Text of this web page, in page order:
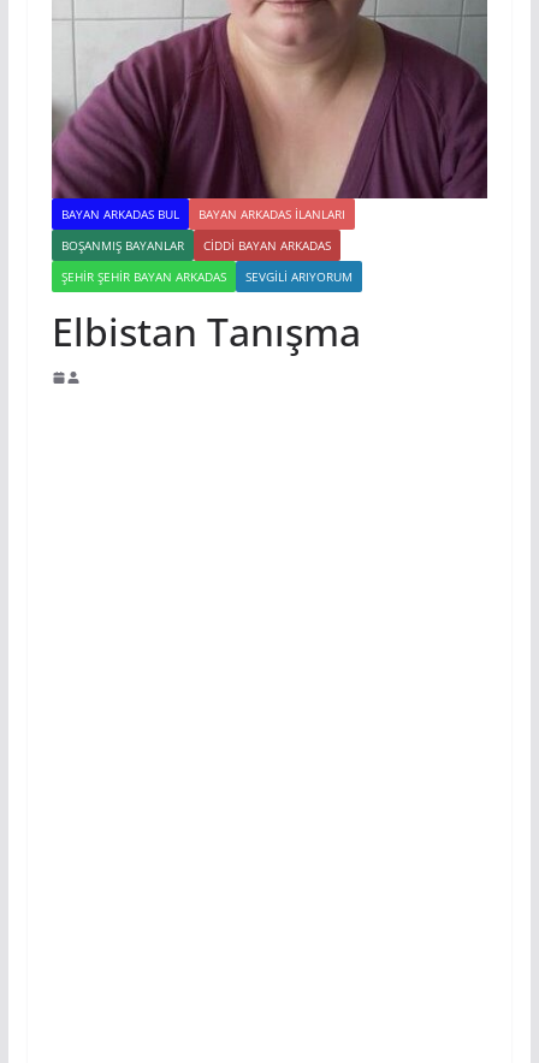
BAYAN ARKADAS BUL
BAYAN ARKADAS ILANLARI
BOŞANMIŞ BAYANLAR
CIDDI BAYAN ARKADAS
ŞEHIR ŞEHIR BAYAN ARKADAS
SEVGILI ARIYORUM
Elbistan Tanışma